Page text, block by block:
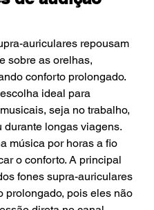
auriculares repousam
sobre as orelhas,
conforto prolongado.
ideal para
seja no trabalho,
durante longas viagens.
música por horas a fio
o conforto. A principal
fones supra-auriculares
prolongado, pois eles não